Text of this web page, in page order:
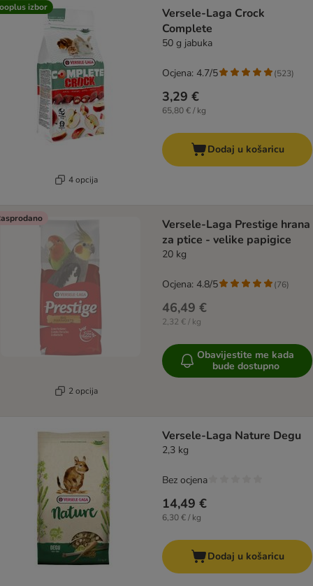
izbor
4 opcija
Versele-Laga Crock
Complete
50 g jabuka
3,29 €
65,80 € / kg
Ocjena: 4.7/5 (523)
Dodaj u košaricu
2 opcija
Versele-Laga Prestige hrana
za ptice - velike papigice
20 kg
46,49 €
2,32 € / kg
Ocjena: 4.8/5 (76)
Obavijestite me kada
bude dostupno
Versele-Laga Nature Degu
2,3 kg
14,49 €
6,30 € / kg
Bez ocjena
Dodaj u košaricu